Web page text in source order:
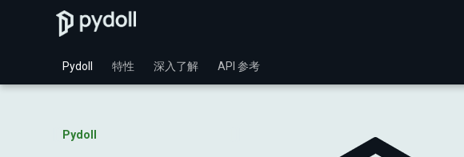
Pydoll 特性 深入了解 API 参考
Pydoll